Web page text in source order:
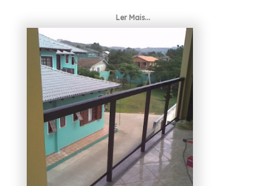
Com experiência e profissionalismo, estamos
nos firmando como uma das maiores e mais
recomendadas empresas do mercado.
Ler Mais...